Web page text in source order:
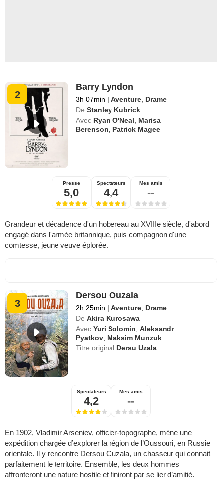
2
Barry Lyndon
3h 07min | Aventure Drame
De Stanley Kubrick
Avec Ryan O'Neal
Marisa
Berenson
Patrick Magee
Presse
5,0
Spectateurs
4,4
Mes amis
--
Grandeur et décadence d'un hobereau au XVIIIe siècle, d'abord
engagé dans l'armée britannique, puis compagnon d'une
comtesse, jeune veuve éplorée.
3
Dersou Ouzala
2h 25min | Aventure Drame
De Akira Kurosawa
Avec Yuri Solomin ,Aleksandr
Pyatkov Maksim Munzuk
Titre original Dersu Uzala
Spectateurs
4,2
Mes amis
--
En 1902, Vladimir Arseniev, officier-topographe, mène une
expédition chargée d’explorer la région de l’Oussouri, en Russie
orientale. Il y rencontre Dersou Ouzala, un chasseur qui connait
parfaitement le territoire. Ensemble, les deux hommes
affronteront une nature hostile et finiront par se lier d’amitié.